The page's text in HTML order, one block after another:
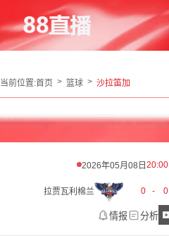
当前位置:首页 篮球 沙拉笛加
2026年05月08日 20:00
拉贾瓦利棉兰 0 - 0
情报 分析